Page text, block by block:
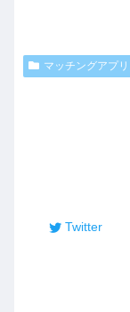
マッチングアプリ
Twitter